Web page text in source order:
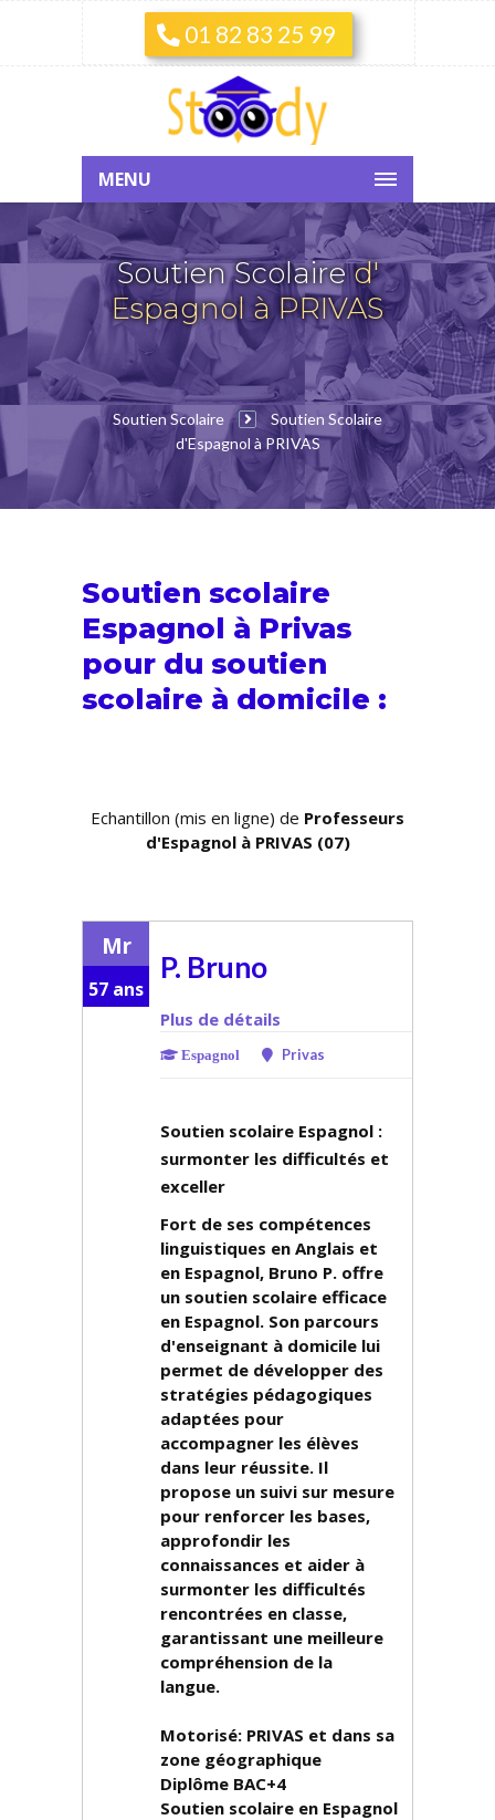
01 82 83 25 99
MENU
Soutien Scolaired'
Espagnol à PRIVAS
Soutien Scolaire
Soutien Scolaire
d'Espagnol à PRIVAS
Soutien scolaire
Espagnol à Privas
pour du soutien
scolaire à domicile :
Echantillon (mis en ligne) de Professeurs
d'Espagnol à PRIVAS (07)
Mr
57 ans
P. Bruno
Plus de détails
Espagnol Privas
Soutien scolaire Espagnol :
surmonter les difficultés et
exceller
Fort de ses compétences
linguistiques en Anglais et
en Espagnol, Bruno P. offre
un soutien scolaire efficace
en Espagnol. Son parcours
d'enseignant à domicile lui
permet de développer des
stratégies pédagogiques
adaptées pour
accompagner les élèves
dans leur réussite. Il
propose un suivi sur mesure
pour renforcer les bases,
approfondir les
connaissances et aider à
surmonter les difficultés
rencontrées en classe,
garantissant une meilleure
compréhension de la
langue.
Motorisé: PRIVAS et dans sa
zone géographique
Diplôme BAC+4
Soutien scolaire en Espagnol